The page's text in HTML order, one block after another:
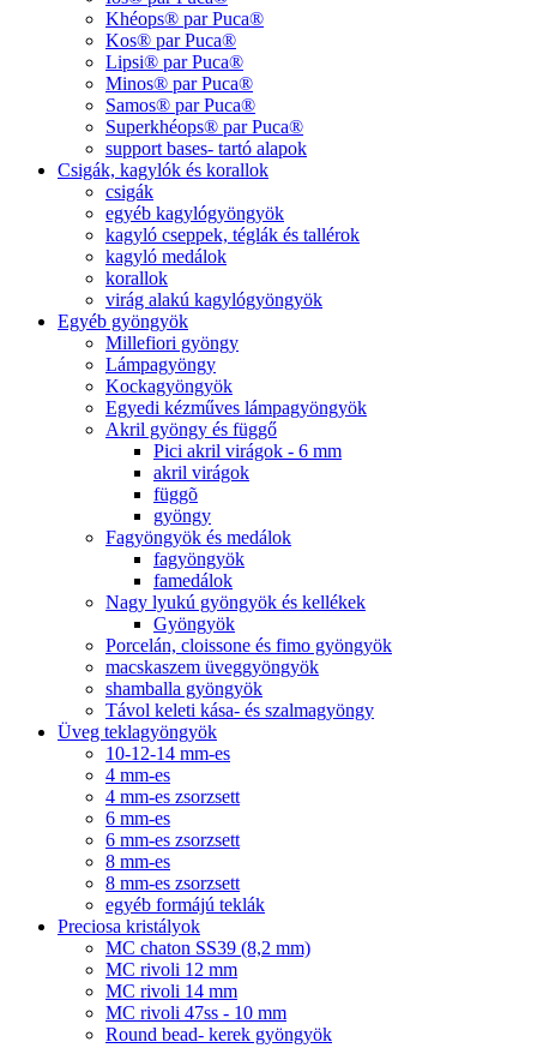
Khéops® par Puca®
Kos® par Puca®
Lipsi® par Puca®
Minos® par Puca®
Samos® par Puca®
Superkhéops® par Puca®
support bases- tartó alapok
Csigák, kagylók és korallok
csigák
egyéb kagylógyöngyök
kagyló cseppek, téglák és tallérok
kagyló medálok
korallok
virág alakú kagylógyöngyök
Egyéb gyöngyök
Millefiori gyöngy
Lámpagyöngy
Kockagyöngyök
Egyedi kézműves lámpagyöngyök
Akril gyöngy és függő
Pici akril virágok - 6 mm
akril virágok
függõ
gyöngy
Fagyöngyök és medálok
fagyöngyök
famedálok
Nagy lyukú gyöngyök és kellékek
Gyöngyök
Porcelán, cloissone és fimo gyöngyök
macskaszem üveggyöngyök
shamballa gyöngyök
Távol keleti kása- és szalmagyöngy
Üveg teklagyöngyök
10-12-14 mm-es
4 mm-es
4 mm-es zsorzsett
6 mm-es
6 mm-es zsorzsett
8 mm-es
8 mm-es zsorzsett
egyéb formájú teklák
Preciosa kristályok
MC chaton SS39 (8,2 mm)
MC rivoli 12 mm
MC rivoli 14 mm
MC rivoli 47ss - 10 mm
Round bead- kerek gyöngyök